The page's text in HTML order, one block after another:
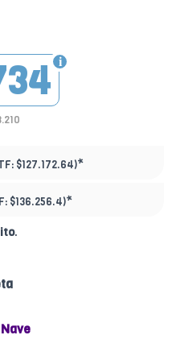
$127.172.64)*
$136.256.4)*
.